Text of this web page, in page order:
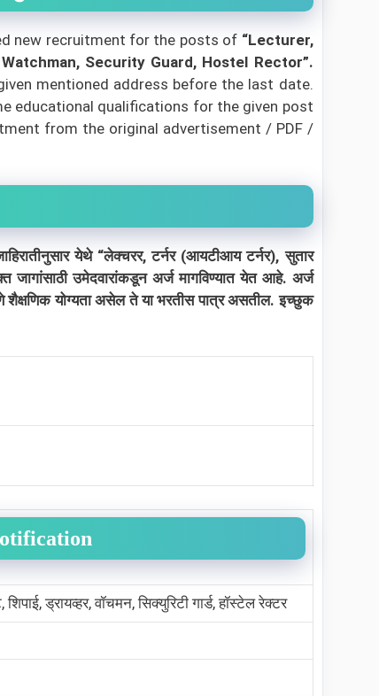
new recruitment for the posts of “Lecturer,
Security Guard, Hostel Rector”.
mentioned address before the last date.
educational qualifications for the given post
from the original advertisement / PDF /
येथे “लेक्चरर, टर्नर (आयटीआय टर्नर), सुतार
जागांसाठी उमेदवारांकडून अर्ज मागविण्यात येत आहे. अर्ज
शैक्षणिक योग्यता असेल ते या भरतीस पात्र असतील. इच्छुक
ड्रायव्हर, वॉचमन, सिक्युरिटी गार्ड, हॉस्टेल रेक्टर